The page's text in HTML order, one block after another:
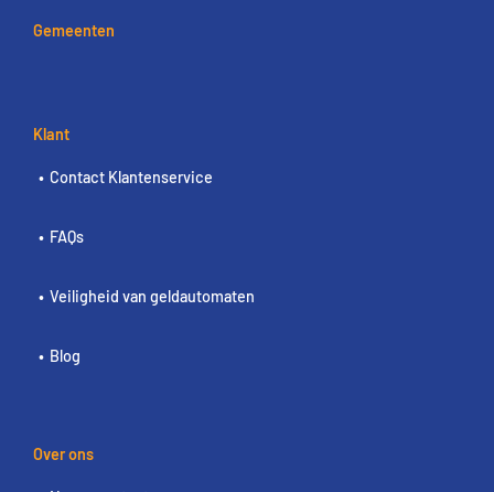
Gemeenten
Klant
Contact Klantenservice
FAQs
Veiligheid van geldautomaten
Blog
Over ons